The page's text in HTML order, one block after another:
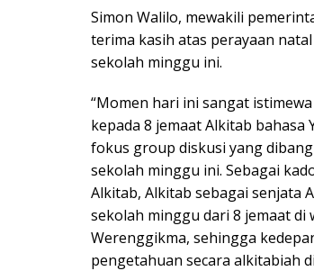
Simon Walilo, mewakili
terima kasih atas perayaan
sekolah minggu ini.
“Momen hari ini sangat
kepada 8 jemaat Alkitab
fokus group diskusi yang
sekolah minggu ini. Sebagai
Alkitab, Alkitab sebagai senjata
sekolah minggu dari 8 jemaat di
Werenggikma, sehingga
pengetahuan secara alkitabiah